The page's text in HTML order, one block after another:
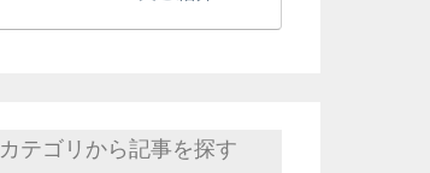
カテゴリから記事を探す